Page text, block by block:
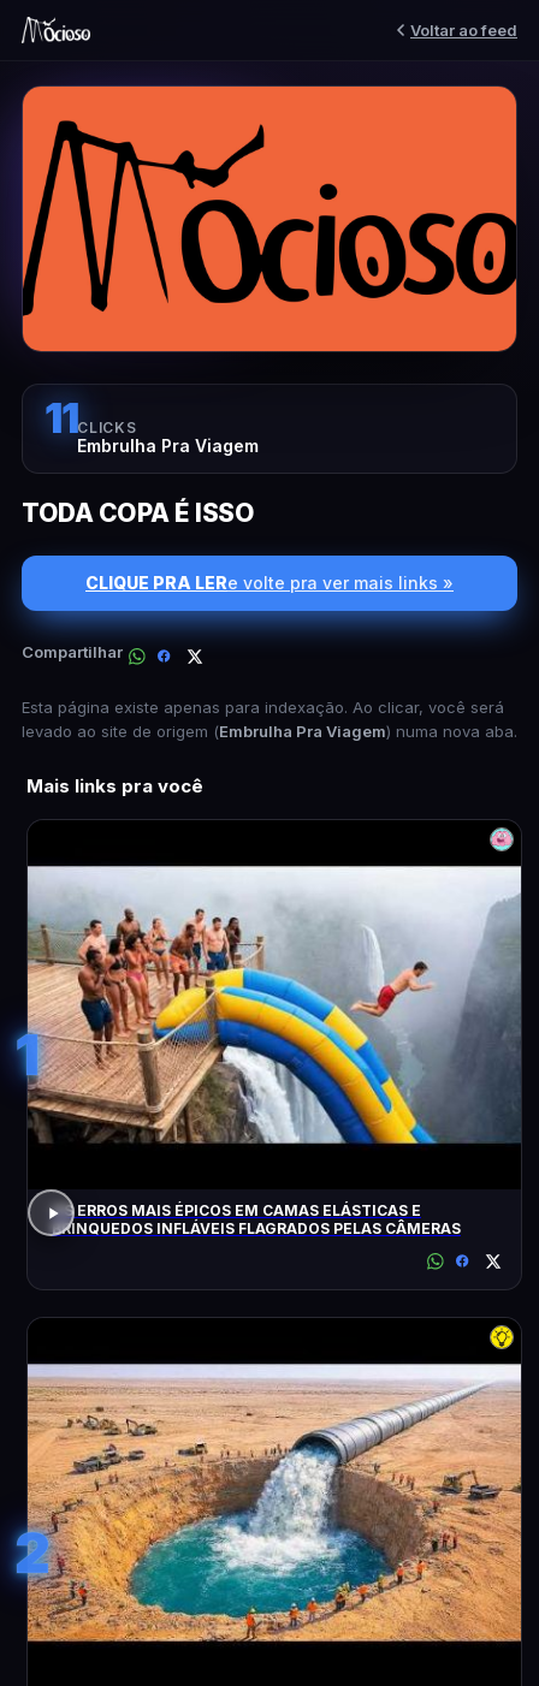
Voltar ao feed
11CLICKS
Embrulha Pra Viagem
TODA COPA É ISSO
CLIQUE PRA LERe volte pra ver mais links »
Compartilhar
Esta página existe apenas para indexação. Ao clicar, você será
levado ao site de origem (Embrulha Pra Viagem) numa nova aba.
Mais links pra você
1
OS ERROS MAIS ÉPICOS EM CAMAS ELÁSTICAS E
BRINQUEDOS INFLÁVEIS FLAGRADOS PELAS CÂMERAS
2